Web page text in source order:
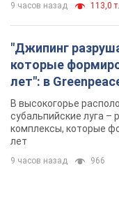
9 часов назад 113,0 т.
"Джипинг
которые
лет": в
В высокогорье
субальпийские луга –
комплексы, которые
лет
9 часов назад 966